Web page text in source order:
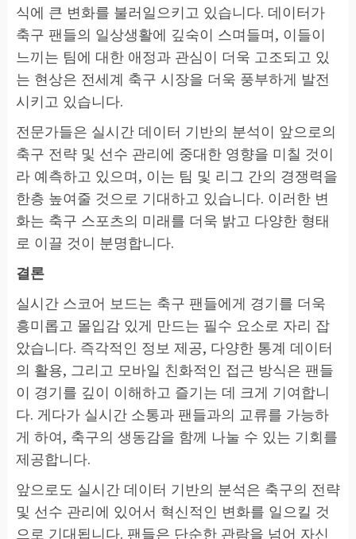
식에 큰 변화를 불러일으키고 있습니다. 데이터가
축구 팬들의 일상생활에 깊숙이 스며들며, 이들이
느끼는 팀에 대한 애정과 관심이 더욱 고조되고 있
는 현상은 전세계 축구 시장을 더욱 풍부하게 발전
시키고 있습니다.
전문가들은 실시간 데이터 기반의 분석이 앞으로의
축구 전략 및 선수 관리에 중대한 영향을 미칠 것이
라 예측하고 있으며, 이는 팀 및 리그 간의 경쟁력을
한층 높여줄 것으로 기대하고 있습니다. 이러한 변
화는 축구 스포츠의 미래를 더욱 밝고 다양한 형태
로 이끌 것이 분명합니다.
결론
실시간 스코어 보드는 축구 팬들에게 경기를 더욱
흥미롭고 몰입감 있게 만드는 필수 요소로 자리 잡
았습니다. 즉각적인 정보 제공, 다양한 통계 데이터
의 활용, 그리고 모바일 친화적인 접근 방식은 팬들
이 경기를 깊이 이해하고 즐기는 데 크게 기여합니
다. 게다가 실시간 소통과 팬들과의 교류를 가능하
게 하여, 축구의 생동감을 함께 나눌 수 있는 기회를
제공합니다.
앞으로도 실시간 데이터 기반의 분석은 축구의 전략
및 선수 관리에 있어서 혁신적인 변화를 일으킬 것
으로 기대됩니다. 팬들은 단순한 관람을 넘어 자신